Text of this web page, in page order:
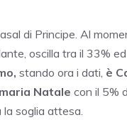
di Principe. Al
oscilla tra il 33%
stando ora i dati, è
Natale con il 5%
soglia attesa.